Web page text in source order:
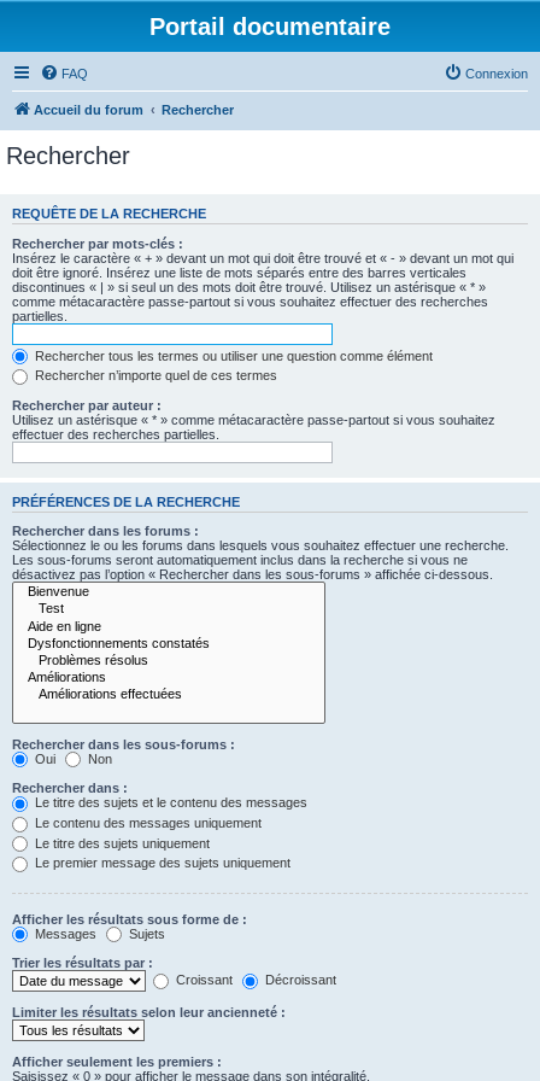
Portail documentaire
FAQ Connexion
Accueil du forum Rechercher
Rechercher
REQUÊTE DE LA RECHERCHE
Rechercher par mots-clés :
Insérez le caractère « + » devant un mot qui doit être trouvé et « - » devant un mot qui
doit être ignoré. Insérez une liste de mots séparés entre des barres verticales
discontinues « | » si seul un des mots doit être trouvé. Utilisez un astérisque « * »
comme métacaractère passe-partout si vous souhaitez effectuer des recherches
partielles.
Rechercher tous les termes ou utiliser une question comme élément
Rechercher n’importe quel de ces termes
Rechercher par auteur :
Utilisez un astérisque « * » comme métacaractère passe-partout si vous souhaitez
effectuer des recherches partielles.
PRÉFÉRENCES DE LA RECHERCHE
Rechercher dans les forums :
Sélectionnez le ou les forums dans lesquels vous souhaitez effectuer une recherche.
Les sous-forums seront automatiquement inclus dans la recherche si vous ne
désactivez pas l’option « Rechercher dans les sous-forums » affichée ci-dessous.
Rechercher dans les sous-forums :
Oui
Non
Rechercher dans :
Le titre des sujets et le contenu des messages
Le contenu des messages uniquement
Le titre des sujets uniquement
Le premier message des sujets uniquement
Afficher les résultats sous forme de :
Messages
Sujets
Trier les résultats par :
Croissant
Décroissant
Limiter les résultats selon leur ancienneté :
Afficher seulement les premiers :
Saisissez « 0 » pour afficher le message dans son intégralité.